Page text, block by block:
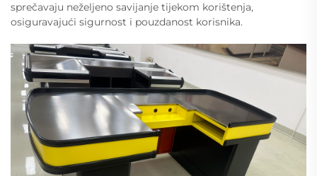
sprečavaju neželjeno savijanje tijekom korištenja,
osiguravajući sigurnost i pouzdanost korisnika.